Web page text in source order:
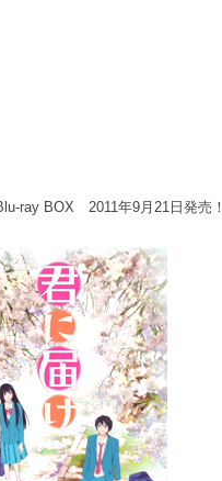
ray BOX 2011年9月21日発売！